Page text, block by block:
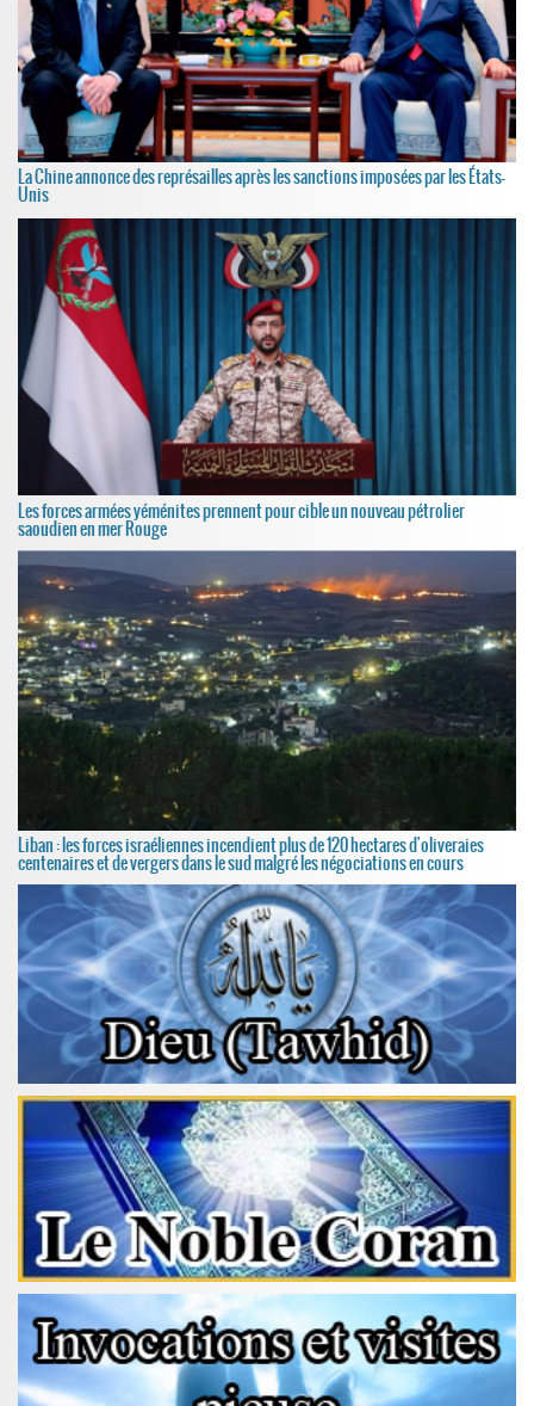
La Chine annonce des représailles après les sanctions imposées par les États-
Unis
Les forces armées yéménites prennent pour cible un nouveau pétrolier
saoudien en mer Rouge
Liban : les forces israéliennes incendient plus de 120 hectares d'oliveraies
centenaires et de vergers dans le sud malgré les négociations en cours